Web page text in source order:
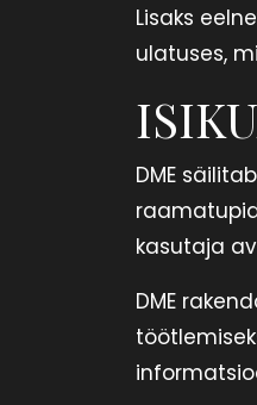
Lisaks
ulatuses,
DME
kasutaja
DME